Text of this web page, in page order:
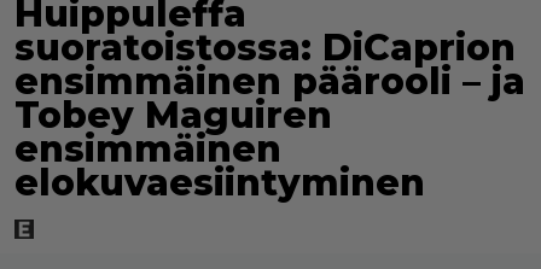
Huippuleffa
suoratoistossa: DiCaprion
ensimmäinen päärooli – ja
Tobey Maguiren
ensimmäinen
elokuvaesiintyminen